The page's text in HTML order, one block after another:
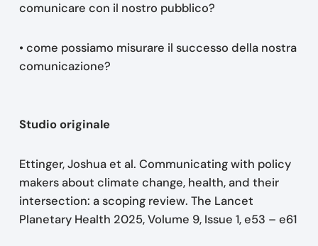
comunicare con il nostro pubblico?
• come possiamo misurare il successo della nostra
comunicazione?
Studio originale
Ettinger, Joshua et al. Communicating with policy
makers about climate change, health, and their
intersection: a scoping review. The Lancet
Planetary Health 2025, Volume 9, Issue 1, e53 – e61